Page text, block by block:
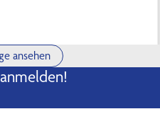
ansehen